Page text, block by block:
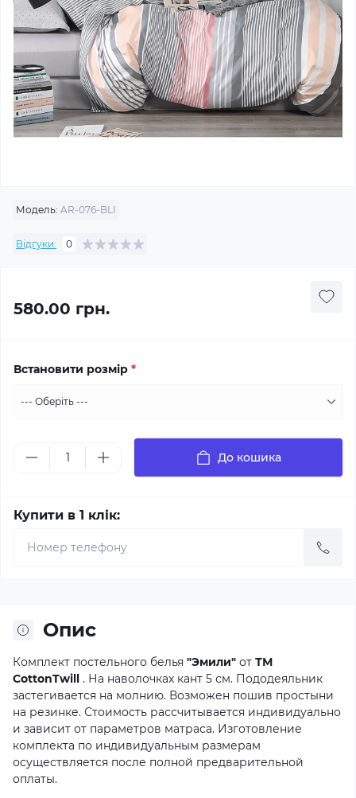
Модель: AR-076-BLI
Відгуки: 0
580.00 грн.
Встановити розмір *
До кошика
Купити в 1 клік:
Опис
Комплект постельного белья "Эмили" от ТМ
CottonTwill . На наволочках кант 5 см. Пододеяльник
застегивается на молнию. Возможен пошив простыни
на резинке. Стоимость рассчитывается индивидуально
и зависит от параметров матраса. Изготовление
комплекта по индивидуальным размерам
осуществляется после полной предварительной
оплаты.